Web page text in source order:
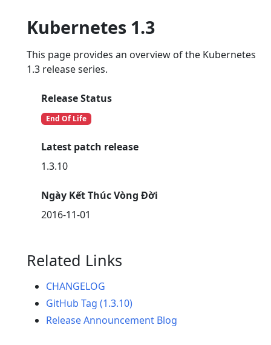
Kubernetes 1.3
This page provides an overview of the Kubernetes
1.3 release series.
Release Status
End Of Life
Latest patch release
1.3.10
Ngày Kết Thúc Vòng Đời
2016-11-01
Related Links
CHANGELOG
GitHub Tag (1.3.10)
Release Announcement Blog